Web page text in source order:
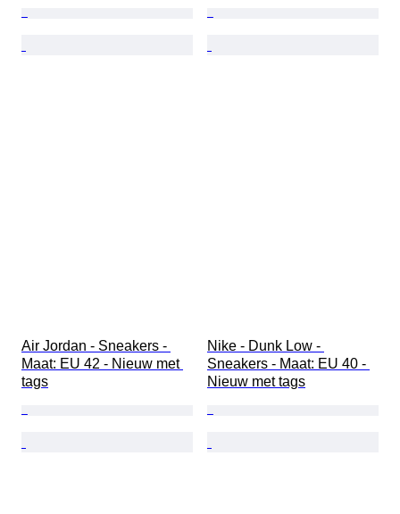
Air Jordan - Sneakers -
Maat: EU 42 - Nieuw met
tags
Nike - Dunk Low -
Sneakers - Maat: EU 40 -
Nieuw met tags